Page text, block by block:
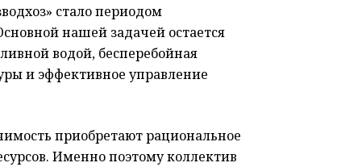
стало периодом
нашей задачей остается
водой, бесперебойная
и эффективное управление
приобретают рациональное
Именно поэтому коллектив